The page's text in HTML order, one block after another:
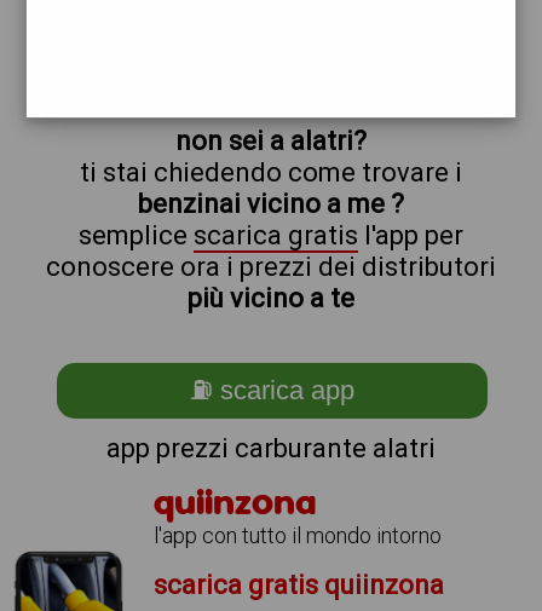
non sei a alatri?
ti stai chiedendo come trovare i
benzinai vicino a me ?
semplice scarica gratis l'app per
conoscere ora i prezzi dei distributori
più vicino a te
⛽ scarica app
app prezzi carburante alatri
quiinzona
l'app con tutto il mondo intorno
scarica gratis quiinzona